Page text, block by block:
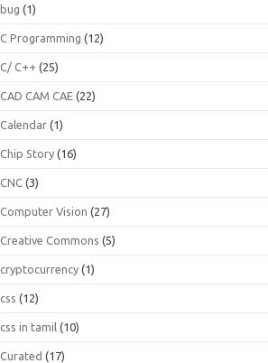
bug (1)
C Programming (12)
C/ C++ (25)
CAD CAM CAE (22)
Calendar (1)
Chip Story (16)
CNC (3)
Computer Vision (27)
Creative Commons (5)
cryptocurrency (1)
css (12)
css in tamil (10)
Curated (17)